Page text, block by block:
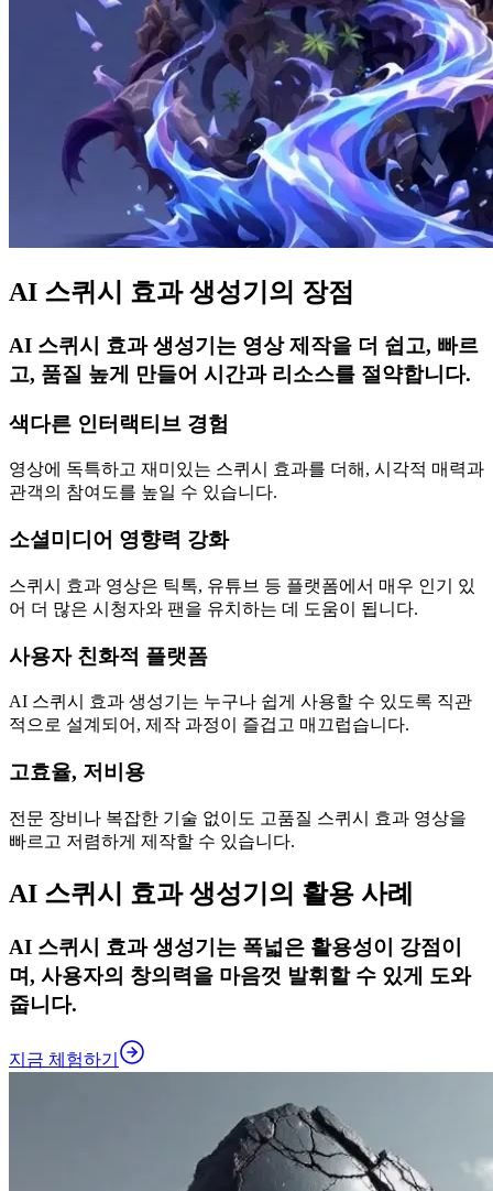
AI 스퀴시 효과 생성기의 장점
AI 스퀴시 효과 생성기는 영상 제작을 더 쉽고, 빠르
고, 품질 높게 만들어 시간과 리소스를 절약합니다.
색다른 인터랙티브 경험
영상에 독특하고 재미있는 스퀴시 효과를 더해, 시각적 매력과
관객의 참여도를 높일 수 있습니다.
소셜미디어 영향력 강화
스퀴시 효과 영상은 틱톡, 유튜브 등 플랫폼에서 매우 인기 있
어 더 많은 시청자와 팬을 유치하는 데 도움이 됩니다.
사용자 친화적 플랫폼
AI 스퀴시 효과 생성기는 누구나 쉽게 사용할 수 있도록 직관
적으로 설계되어, 제작 과정이 즐겁고 매끄럽습니다.
고효율, 저비용
전문 장비나 복잡한 기술 없이도 고품질 스퀴시 효과 영상을
빠르고 저렴하게 제작할 수 있습니다.
AI 스퀴시 효과 생성기의 활용 사례
AI 스퀴시 효과 생성기는 폭넓은 활용성이 강점이
며, 사용자의 창의력을 마음껏 발휘할 수 있게 도와
줍니다.
지금 체험하기